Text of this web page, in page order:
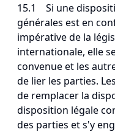
15.1 Si une
générales est en
impérative de la
internationale, elle
convenue et les
de lier les parties.
de remplacer la
disposition légale
des parties et s'y